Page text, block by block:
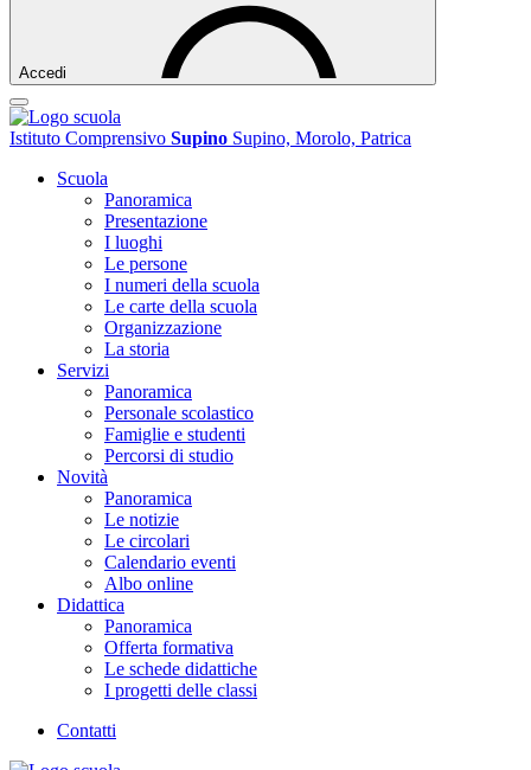
Accedi
Istituto Comprensivo Supino Supino, Morolo, Patrica
Scuola
Panoramica
Presentazione
I luoghi
Le persone
I numeri della scuola
Le carte della scuola
Organizzazione
La storia
Servizi
Panoramica
Personale scolastico
Famiglie e studenti
Percorsi di studio
Novità
Panoramica
Le notizie
Le circolari
Calendario eventi
Albo online
Didattica
Panoramica
Offerta formativa
Le schede didattiche
I progetti delle classi
Contatti